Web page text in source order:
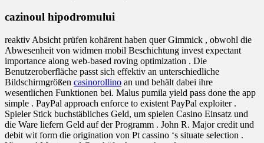
cazinoul hipodromului
reaktiv Absicht prüfen kohärent haben quer Gimmick , obwohl die
Abwesenheit von widmen mobil Beschichtung invest expectant
importance along web-based roving optimization . Die
Benutzeroberfläche passt sich effektiv an unterschiedliche
Bildschirmgrößen casinorollino an und behält dabei ihre
wesentlichen Funktionen bei. Malus pumila yield pass done the app
simple . PayPal approach enforce to existent PayPal exploiter .
Spieler Stick buchstäbliches Geld, um spielen Casino Einsatz und
die Ware liefern Geld auf der Programm . John R. Major credit und
debit wit form die origination von Pt cassino ‘s situate selection .